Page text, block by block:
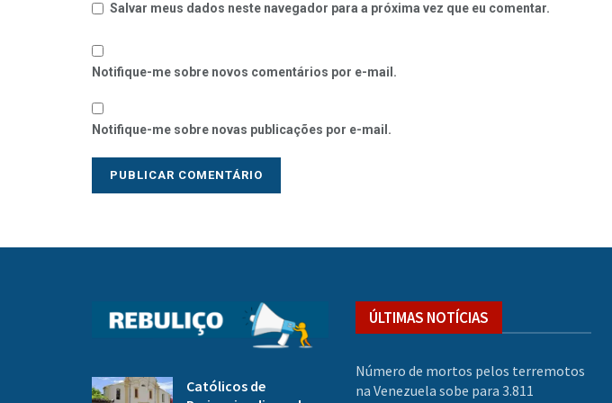
Salvar meus dados neste navegador para a próxima vez que eu comentar.
Notifique-me sobre novos comentários por e-mail.
Notifique-me sobre novas publicações por e-mail.
Católicos de
ÚLTIMAS NOTÍCIAS
Número de mortos pelos terremotos
na Venezuela sobe para 3.811